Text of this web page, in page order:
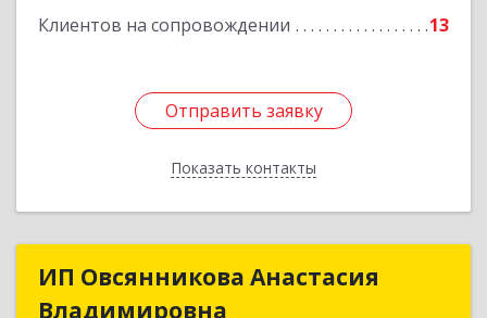
Клиентов на сопровождении 13
Отправить заявку
Показать контакты
Подробнее
Отправить заявку
Назад
ИП Овсянникова Анастасия
Владимировна
ИП Овсянникова Анастасия